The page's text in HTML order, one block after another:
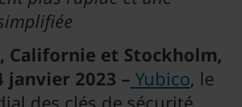
Californie et Stockholm,
janvier 2023 – Yubico, le
des clés de sécurité